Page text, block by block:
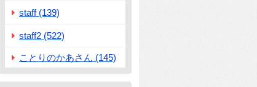
staff (139)
staff2 (522)
ことりのかあさん (145)